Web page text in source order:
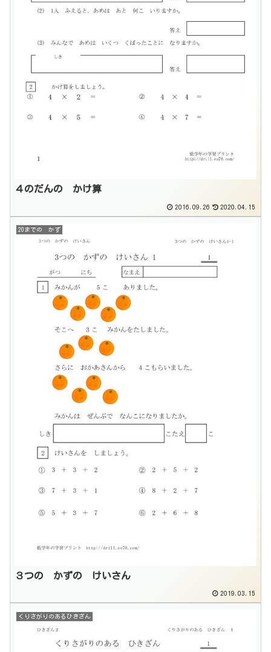
４のだんの かけ算
2016.09.26 2020.04.15
20までの かず
３つの かずの けいさん
2019.03.15
くりさがりのあるひきざん